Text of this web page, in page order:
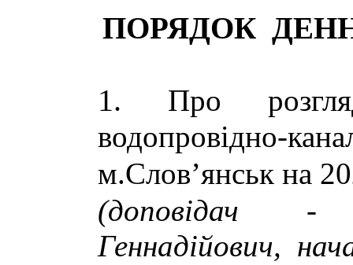
ПОРЯДОК
Про
водопровідно-
м.Слов’янськ на
(доповідач -
Геннадійович,